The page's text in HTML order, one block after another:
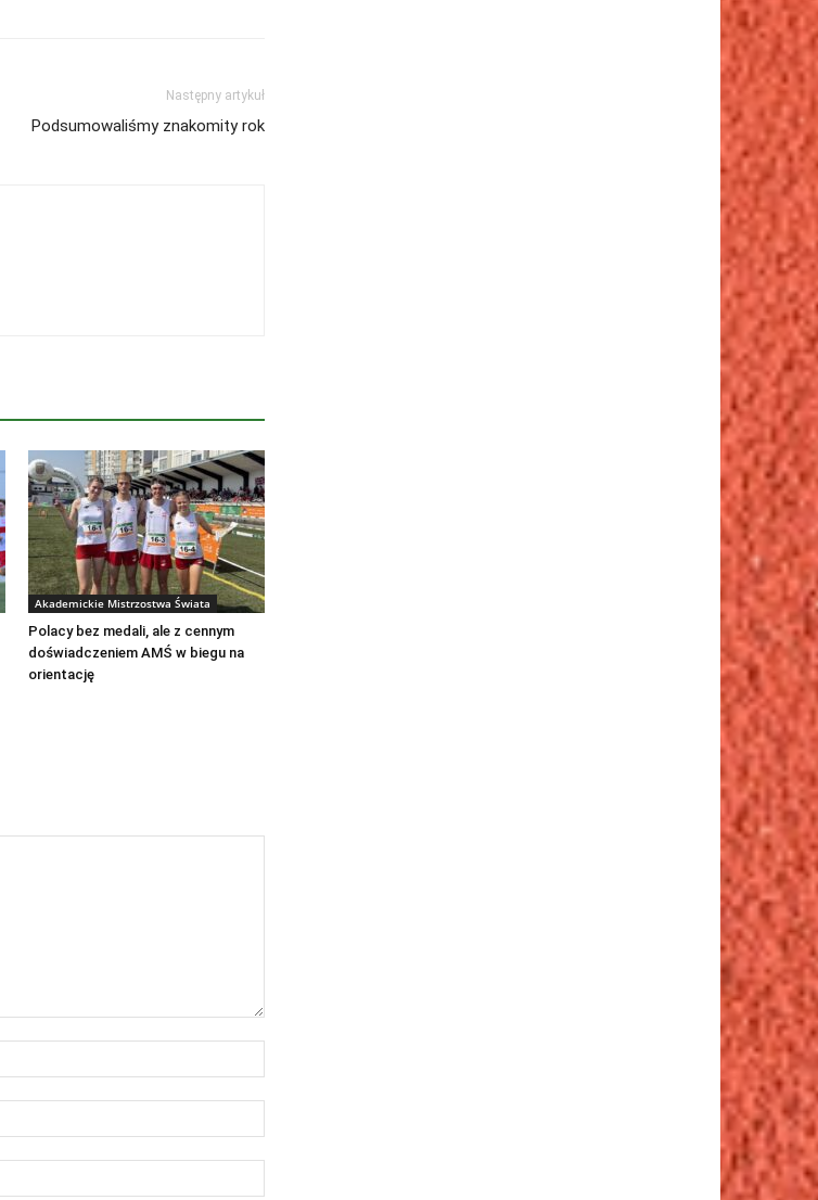
Następny artykuł
Podsumowaliśmy znakomity rok
Akademickie Mistrzostwa Świata
Polacy bez medali, ale z cennym
doświadczeniem AMŚ w biegu na
orientację